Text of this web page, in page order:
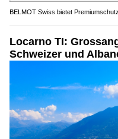
BELMOT Swiss bietet
Locarno TI:
Schweizer und